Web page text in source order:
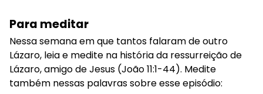
Para meditar
Nessa semana em que tantos falaram de outro
Lázaro, leia e medite na história da ressurreição de
Lázaro, amigo de Jesus (João 11:1-44). Medite
também nessas palavras sobre esse episódio: